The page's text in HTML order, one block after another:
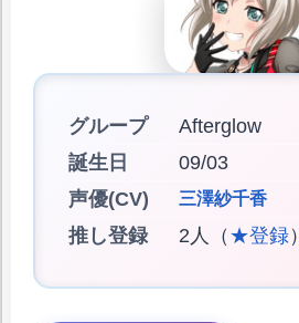
グループ
Afterglow
誕生日
09/03
声優(CV)
三澤紗千香
推し登録 2人（ ★登録）